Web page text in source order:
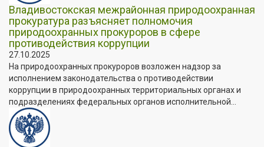
Владивостокская межрайонная природоохранная
прокуратура разъясняет полномочия
природоохранных прокуроров в сфере
противодействия коррупции
27.10.2025
На природоохранных прокуроров возложен надзор за
исполнением законодательства о противодействии
коррупции в природоохранных территориальных органах и
подразделениях федеральных органов исполнительной...